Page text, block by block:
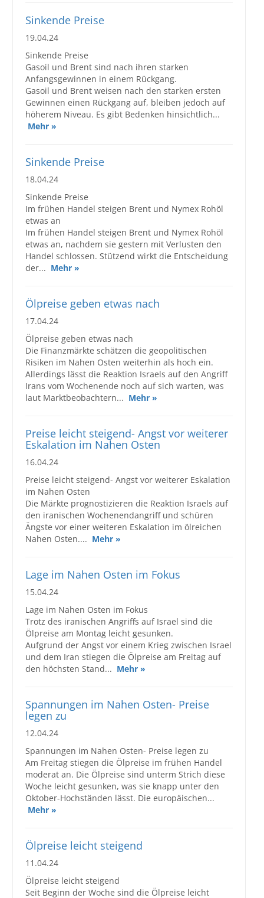
Sinkende Preise
19.04.24
Sinkende Preise
Gasoil und Brent sind nach ihren starken
Anfangsgewinnen in einem Rückgang.
Gasoil und Brent weisen nach den starken ersten
Gewinnen einen Rückgang auf, bleiben jedoch auf
höherem Niveau. Es gibt Bedenken hinsichtlich...
Mehr »
Sinkende Preise
18.04.24
Sinkende Preise
Im frühen Handel steigen Brent und Nymex Rohöl
etwas an
Im frühen Handel steigen Brent und Nymex Rohöl
etwas an, nachdem sie gestern mit Verlusten den
Handel schlossen. Stützend wirkt die Entscheidung
der... Mehr »
Ölpreise geben etwas nach
17.04.24
Ölpreise geben etwas nach
Die Finanzmärkte schätzen die geopolitischen
Risiken im Nahen Osten weiterhin als hoch ein.
Allerdings lässt die Reaktion Israels auf den Angriff
Irans vom Wochenende noch auf sich warten, was
laut Marktbeobachtern... Mehr »
Preise leicht steigend- Angst vor weiterer
Eskalation im Nahen Osten
16.04.24
Preise leicht steigend- Angst vor weiterer Eskalation
im Nahen Osten
Die Märkte prognostizieren die Reaktion Israels auf
den iranischen Wochenendangriff und schüren
Ängste vor einer weiteren Eskalation im ölreichen
Nahen Osten.... Mehr »
Lage im Nahen Osten im Fokus
15.04.24
Lage im Nahen Osten im Fokus
Trotz des iranischen Angriffs auf Israel sind die
Ölpreise am Montag leicht gesunken.
Aufgrund der Angst vor einem Krieg zwischen Israel
und dem Iran stiegen die Ölpreise am Freitag auf
den höchsten Stand... Mehr »
Spannungen im Nahen Osten- Preise
legen zu
12.04.24
Spannungen im Nahen Osten- Preise legen zu
Am Freitag stiegen die Ölpreise im frühen Handel
moderat an. Die Ölpreise sind unterm Strich diese
Woche leicht gesunken, was sie knapp unter den
Oktober-Hochständen lässt. Die europäischen...
Mehr »
Ölpreise leicht steigend
11.04.24
Ölpreise leicht steigend
Seit Beginn der Woche sind die Ölpreise leicht